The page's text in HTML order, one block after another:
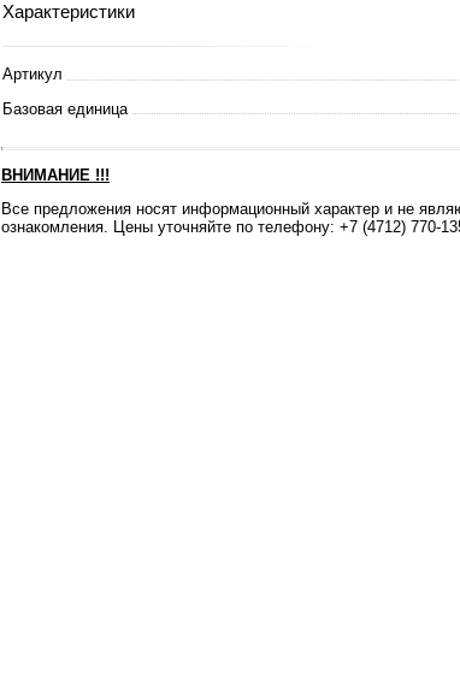
Характеристики
Артикул
Базовая единица
ВНИМАНИЕ !!!
Все предложения носят информационный характер и не
ознакомления. Цены уточняйте по телефону: +7 (4712) 770-